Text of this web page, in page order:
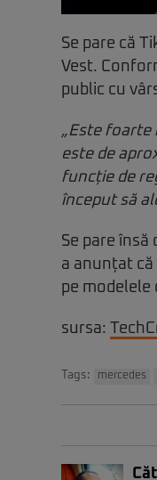
Se pare că
Vest.
public cu
„Este foarte
este de
funcție de
început să
Se pare însă
a anunțat că
pe modelele
sursa:
Tags: mercedes